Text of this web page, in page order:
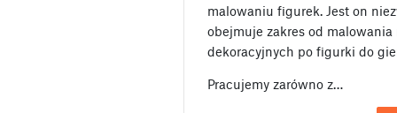
malowaniu figurek. Jest on
obejmuje zakres od malowania
dekoracyjnych po figurki do
Pracujemy zarówno z…